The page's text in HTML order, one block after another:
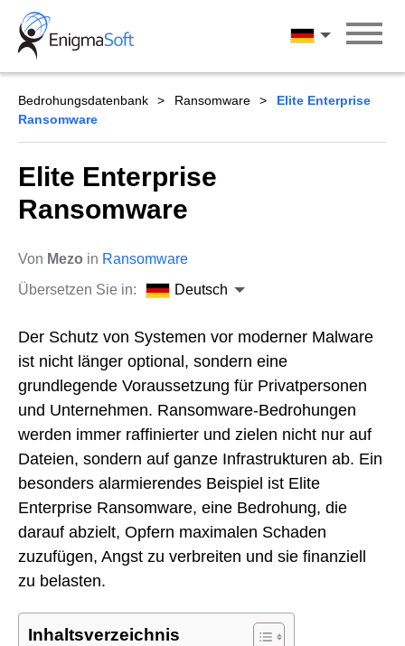
Skip
content
Deutsch
Bedrohungsdatenbank Ransomware
Elite Enterprise
Ransomware
Elite Enterprise
Ransomware
Von Mezo in Ransomware
Übersetzen Sie in:
Deutsch
Der Schutz von Systemen vor moderner Malware
ist nicht länger optional, sondern eine
grundlegende Voraussetzung für Privatpersonen
und Unternehmen. Ransomware-Bedrohungen
werden immer raffinierter und zielen nicht nur auf
Dateien, sondern auf ganze Infrastrukturen ab. Ein
besonders alarmierendes Beispiel ist Elite
Enterprise Ransomware, eine Bedrohung, die
darauf abzielt, Opfern maximalen Schaden
zuzufügen, Angst zu verbreiten und sie finanziell
zu belasten.
Inhaltsverzeichnis